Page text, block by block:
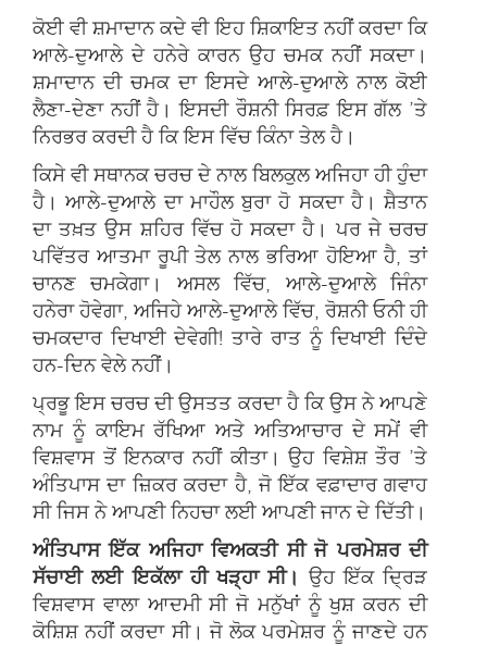
ਕੋਈ ਵੀ ਸ਼ਮਾਦਾਨ ਕਦੇ ਵੀ ਇਹ ਸ਼ਿਕਾਇਤ ਨਹੀਂ ਕਰਦਾ ਕਿ
ਆਲੇ-ਦੁਆਲੇ ਦੇ ਹਨੇਰੇ ਕਾਰਨ ਉਹ ਚਮਕ ਨਹੀਂ ਸਕਦਾ।
ਸ਼ਮਾਦਾਨ ਦੀ ਚਮਕ ਦਾ ਇਸਦੇ ਆਲੇ-ਦੁਆਲੇ ਨਾਲ ਕੋਈ
ਲੈਣਾ-ਦੇਣਾ ਨਹੀਂ ਹੈ। ਇਸਦੀ ਰੌਸ਼ਨੀ ਸਿਰਫ਼ ਇਸ ਗੱਲ ’ਤੇ
ਨਿਰਭਰ ਕਰਦੀ ਹੈ ਕਿ ਇਸ ਵਿੱਚ ਕਿੰਨਾ ਤੇਲ ਹੈ।
ਕਿਸੇ ਵੀ ਸਥਾਨਕ ਚਰਚ ਦੇ ਨਾਲ ਬਿਲਕੁਲ ਅਜਿਹਾ ਹੀ ਹੁੰਦਾ
ਹੈ। ਆਲੇ-ਦੁਆਲੇ ਦਾ ਮਾਹੌਲ ਬੁਰਾ ਹੋ ਸਕਦਾ ਹੈ। ਸ਼ੈਤਾਨ
ਦਾ ਤਖ਼ਤ ਉਸ ਸ਼ਹਿਰ ਵਿੱਚ ਹੋ ਸਕਦਾ ਹੈ। ਪਰ ਜੇ ਚਰਚ
ਪਵਿੱਤਰ ਆਤਮਾ ਰੂਪੀ ਤੇਲ ਨਾਲ ਭਰਿਆ ਹੋਇਆ ਹੈ, ਤਾਂ
ਚਾਨਣ ਚਮਕੇਗਾ। ਅਸਲ ਵਿੱਚ, ਆਲੇ-ਦੁਆਲੇ ਜਿੰਨਾ
ਹਨੇਰਾ ਹੋਵੇਗਾ, ਅਜਿਹੇ ਆਲੇ-ਦੁਆਲੇ ਵਿੱਚ, ਰੋਸ਼ਨੀ ਓਨੀ ਹੀ
ਚਮਕਦਾਰ ਦਿਖਾਈ ਦੇਵੇਗੀ! ਤਾਰੇ ਰਾਤ ਨੂੰ ਦਿਖਾਈ ਦਿੰਦੇ
ਹਨ-ਦਿਨ ਵੇਲੇ ਨਹੀਂ।
ਪ੍ਰਭੂ ਇਸ ਚਰਚ ਦੀ ਉਸਤਤ ਕਰਦਾ ਹੈ ਕਿ ਉਸ ਨੇ ਆਪਣੇ
ਨਾਮ ਨੂੰ ਕਾਇਮ ਰੱਖਿਆ ਅਤੇ ਅਤਿਆਚਾਰ ਦੇ ਸਮੇਂ ਵੀ
ਵਿਸ਼ਵਾਸ ਤੋਂ ਇਨਕਾਰ ਨਹੀਂ ਕੀਤਾ। ਉਹ ਵਿਸ਼ੇਸ਼ ਤੌਰ ’ਤੇ
ਅੰਤਿਪਾਸ ਦਾ ਜ਼ਿਕਰ ਕਰਦਾ ਹੈ, ਜੋ ਇੱਕ ਵਫ਼ਾਦਾਰ ਗਵਾਹ
ਸੀ ਜਿਸ ਨੇ ਆਪਣੀ ਨਿਹਚਾ ਲਈ ਆਪਣੀ ਜਾਨ ਦੇ ਦਿੱਤੀ।
ਅੰਤਿਪਾਸ ਇੱਕ ਅਜਿਹਾ ਵਿਅਕਤੀ ਸੀ ਜੋ ਪਰਮੇਸ਼ਰ ਦੀ
ਸੱਚਾਈ ਲਈ ਇਕੱਲਾ ਹੀ ਖੜ੍ਹਾ ਸੀ। ਉਹ ਇੱਕ ਦ੍ਰਿੜ
ਵਿਸ਼ਵਾਸ ਵਾਲਾ ਆਦਮੀ ਸੀ ਜੋ ਮਨੁੱਖਾਂ ਨੂੰ ਖੁਸ਼ ਕਰਨ ਦੀ
ਕੋਸ਼ਿਸ਼ ਨਹੀਂ ਕਰਦਾ ਸੀ। ਜੋ ਲੋਕ ਪਰਮੇਸ਼ਰ ਨੂੰ ਜਾਣਦੇ ਹਨ